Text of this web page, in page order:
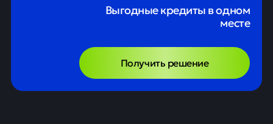
Выгодные кредиты в одном
месте
Получить решение